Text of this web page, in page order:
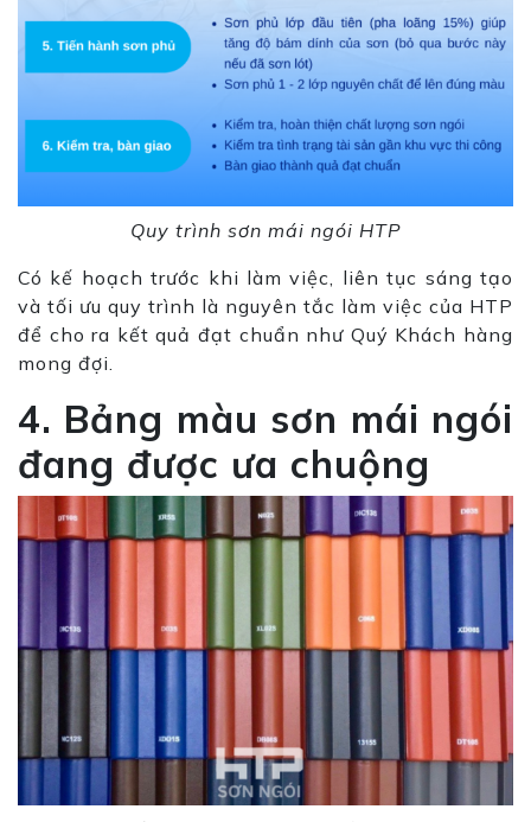
Quy trình sơn mái ngói HTP
Có kế hoạch trước khi làm việc, liên tục sáng tạo
và tối ưu quy trình là nguyên tắc làm việc của HTP
để cho ra kết quả đạt chuẩn như Quý Khách hàng
mong đợi.
4. Bảng màu sơn mái ngói
đang được ưa chuộng